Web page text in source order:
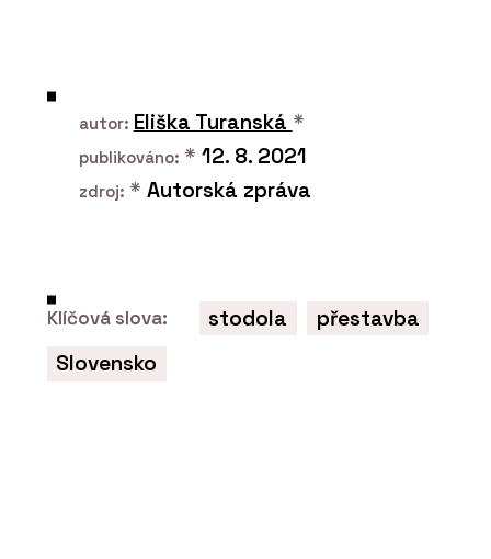
Rekonstrukce - Xella
autor: Eliška Turanská *
publikováno: * 12. 8. 2021
zdroj: * Autorská zpráva
Klíčová slova: stodola
přestavba
Slovensko